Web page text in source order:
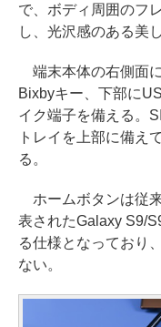
で、ボディ周囲のフ
し、光沢感のある美
端末本体の右側面
Bixbyキー、下部に
イク端子を備える。
トレイを上部に備え
る。
ホームボタンは従
表されたGalaxy S9/
る仕様となっており
ない。